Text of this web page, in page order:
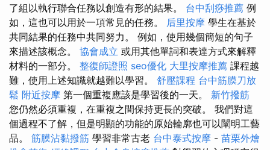
了組以執行聯合任務以創造有形的結果。 台中刮痧推薦 例
如，這也可以用於一項常見的任務。 后里按摩 學生在基於
共同結果的任務中共同努力。 例如，使用幾個簡短的句子
來描述該概念。 協會成立 或用其他單詞和表達方式來解釋
材料的一部分。 整復師證照 seo優化 大里按摩推薦 課程越
難，使用上述知識就越難以學習。 舒壓課程 台中筋膜刀放
鬆 附近按摩 第一個重複應該是學習後的一天。 新竹撥筋
您仍然必須重複，在重複之間保持更長的突破。 我們對這
個過程不了解，但是明顯的功能的原始輪廓也可以闡明工藝
品。 筋膜沾黏撥筋 學習非常古老 台中泰式按摩 - 苗栗外燴